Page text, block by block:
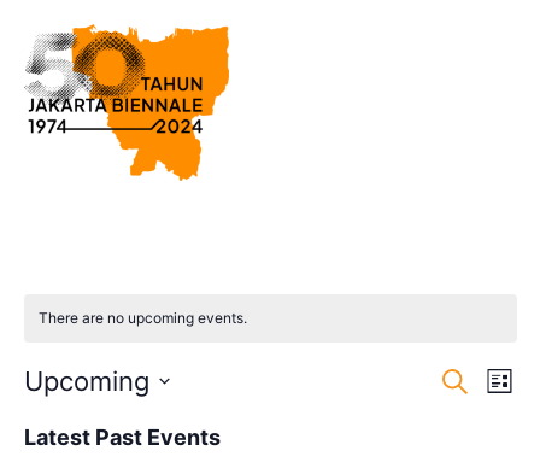
There are no upcoming events.
Search
List
Upcoming
date.
Latest Past Events